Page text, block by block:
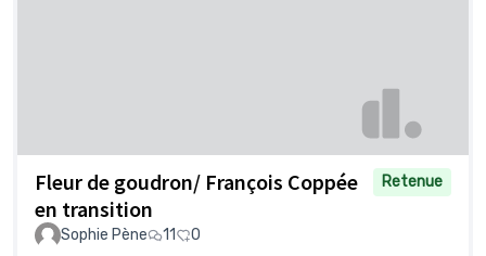
Fleur de goudron/ François Coppée
en transition
Retenue
Sophie Pène 11 0